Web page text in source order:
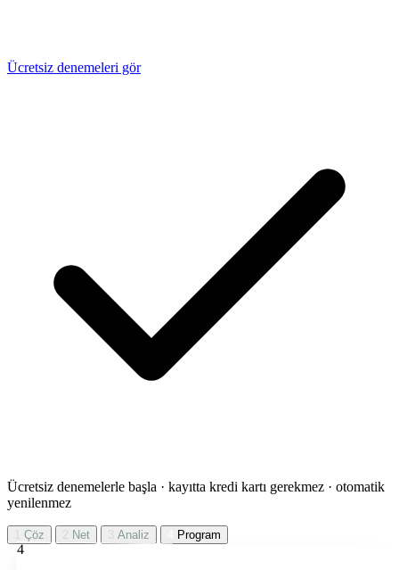
Ücretsiz denemeleri gör
Ücretsiz denemelerle başla · kayıtta kredi kartı gerekmez · otomatik
yenilenmez
Çöz 2 Net 3 Analiz Program
4